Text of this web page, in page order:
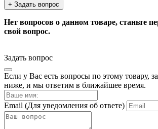
+ Задать вопрос
Нет вопросов о данном товаре, станьте
свой вопрос.
Задать вопрос
Если у Вас есть вопросы по этому товару,
ниже, и мы ответим в ближайшее время.
Email (Для уведомления об ответе)